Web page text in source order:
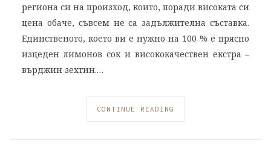
региона си на произход, които, поради високата си
цена обаче, съвсем не са задължителна съставка.
Единственото, което ви е нужно на 100 % е прясно
изцеден лимонов сок и висококачествен екстра –
върджин зехтин.…
CONTINUE READING